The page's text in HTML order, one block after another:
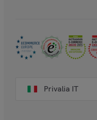
Privalia IT